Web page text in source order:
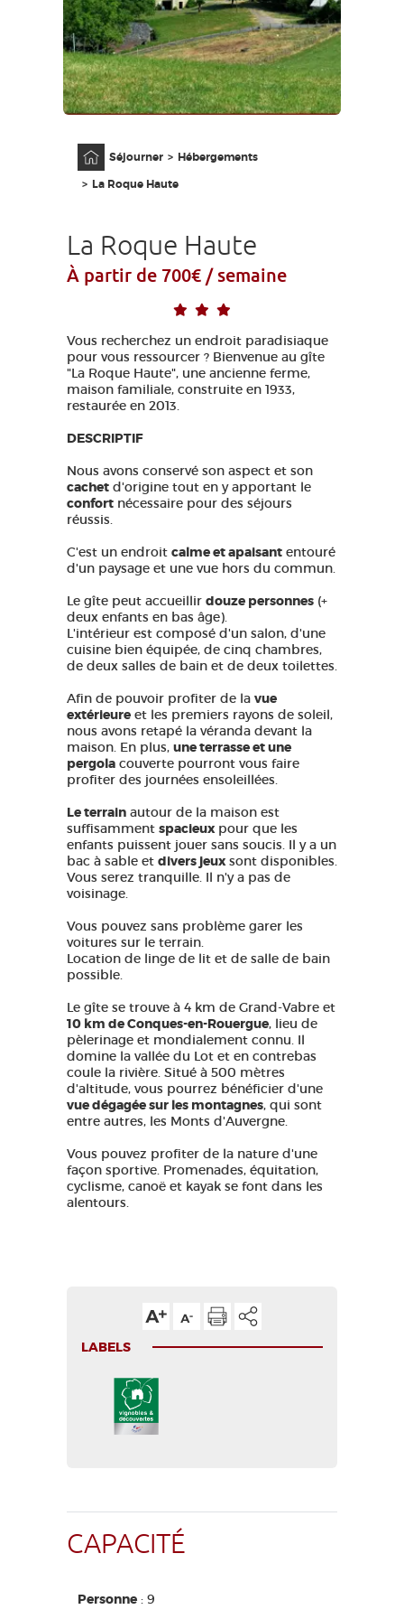
MA SÉLECTION
FR
Séjourner
Hébergements
La Roque Haute
La Roque Haute
À partir de 700€ / semaine
Vous recherchez un endroit paradisiaque
pour vous ressourcer ? Bienvenue au gîte
"La Roque Haute", une ancienne ferme,
maison familiale, construite en 1933,
restaurée en 2013.
DESCRIPTIF
Nous avons conservé son aspect et son
cachet d'origine tout en y apportant le
confort nécessaire pour des séjours
réussis.
C'est un endroit calme et apaisant entouré
d'un paysage et une vue hors du commun.
Le gîte peut accueillir douze personnes (+
deux enfants en bas âge).
L'intérieur est composé d'un salon, d'une
cuisine bien équipée, de cinq chambres,
de deux salles de bain et de deux toilettes.
Afin de pouvoir profiter de la vue
extérieure et les premiers rayons de soleil,
nous avons retapé la véranda devant la
maison. En plus, une terrasse et une
pergola couverte pourront vous faire
profiter des journées ensoleillées.
Le terrain autour de la maison est
suffisamment spacieuxpour que les
enfants puissent jouer sans soucis. Il y a un
bac à sable et divers jeuxsont disponibles.
Vous serez tranquille. Il n'y a pas de
voisinage.
Vous pouvez sans problème garer les
voitures sur le terrain.
Location de linge de lit et de salle de bain
possible.
Le gîte se trouve à 4 km de Grand-Vabre et
10 km de Conques-en-Rouergue, lieu de
pèlerinage et mondialement connu. Il
domine la vallée du Lot et en contrebas
coule la rivière. Situé à 500 mètres
d'altitude, vous pourrez bénéficier d'une
vue dégagée sur les montagnes, qui sont
entre autres, les Monts d'Auvergne.
Vous pouvez profiter de la nature d'une
façon sportive. Promenades, équitation,
cyclisme, canoë et kayak se font dans les
alentours.
LABELS
CAPACITÉ
Personne : 9